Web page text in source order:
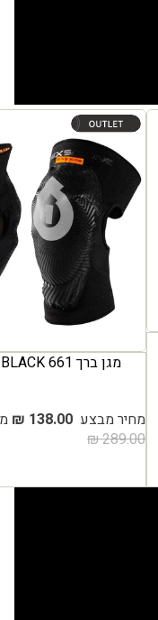
מגן ברך 661 COMP AM BLACK
מגן ברך 661 COMP AM BLACK
מחיר מבצע 138.00 ₪
289.00 ₪